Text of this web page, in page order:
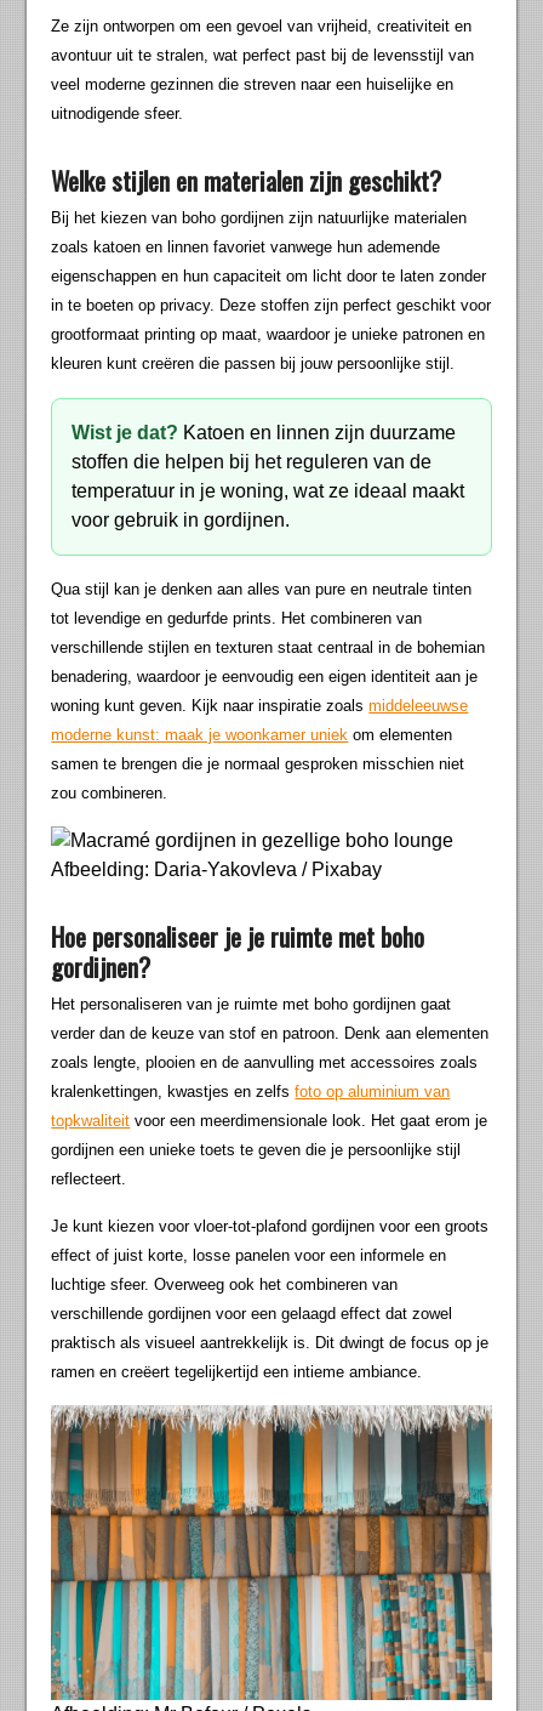
Ze zijn ontworpen om een gevoel van vrijheid, creativiteit en
avontuur uit te stralen, wat perfect past bij de levensstijl van
veel moderne gezinnen die streven naar een huiselijke en
uitnodigende sfeer.
Welke stijlen en materialen zijn geschikt?
Bij het kiezen van boho gordijnen zijn natuurlijke materialen
zoals katoen en linnen favoriet vanwege hun ademende
eigenschappen en hun capaciteit om licht door te laten zonder
in te boeten op privacy. Deze stoffen zijn perfect geschikt voor
grootformaat printing op maat, waardoor je unieke patronen en
kleuren kunt creëren die passen bij jouw persoonlijke stijl.
Wist je dat? Katoen en linnen zijn duurzame
stoffen die helpen bij het reguleren van de
temperatuur in je woning, wat ze ideaal maakt
voor gebruik in gordijnen.
Qua stijl kan je denken aan alles van pure en neutrale tinten
tot levendige en gedurfde prints. Het combineren van
verschillende stijlen en texturen staat centraal in de bohemian
benadering, waardoor je eenvoudig een eigen identiteit aan je
woning kunt geven. Kijk naar inspiratie zoalsmiddeleeuwse
moderne kunst: maak je woonkamer uniek om elementen
samen te brengen die je normaal gesproken misschien niet
zou combineren.
Afbeelding: Daria-Yakovleva / Pixabay
Hoe personaliseer je je ruimte met boho
gordijnen?
Het personaliseren van je ruimte met boho gordijnen gaat
verder dan de keuze van stof en patroon. Denk aan elementen
zoals lengte, plooien en de aanvulling met accessoires zoals
kralenkettingen, kwastjes en zelfsfoto op aluminium van
topkwaliteit voor een meerdimensionale look. Het gaat erom je
gordijnen een unieke toets te geven die je persoonlijke stijl
reflecteert.
Je kunt kiezen voor vloer-tot-plafond gordijnen voor een groots
effect of juist korte, losse panelen voor een informele en
luchtige sfeer. Overweeg ook het combineren van
verschillende gordijnen voor een gelaagd effect dat zowel
praktisch als visueel aantrekkelijk is. Dit dwingt de focus op je
ramen en creëert tegelijkertijd een intieme ambiance.